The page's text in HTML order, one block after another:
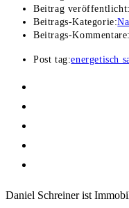
Beitrag veröffentlicht:
Beitrags-Kategorie:
Beitrags-Kommentare:
Post tag:energetisch
Daniel Schreiner ist